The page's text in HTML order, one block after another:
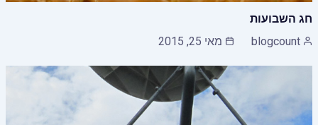
חג השבועות
blogcount מאי 25, 2015